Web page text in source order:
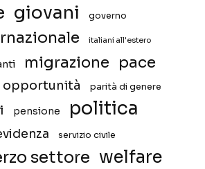
giovani governo
italiani all'estero
migrazione pace
opportunità parità di genere
pensione politica
servizio civile
settore welfare